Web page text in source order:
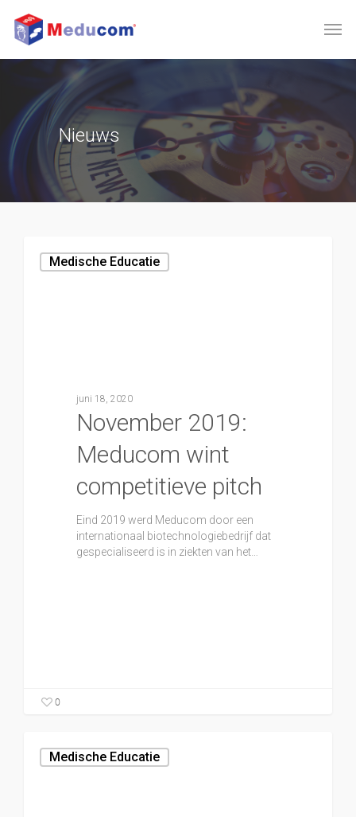
Nieuws
Medische Educatie
juni 18, 2020
November 2019:
Meducom wint
competitieve pitch
Eind 2019 werd Meducom door een
internationaal biotechnologiebedrijf dat
gespecialiseerd is in ziekten van het…
0
Medische Educatie